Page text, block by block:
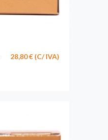
28,80 € (C/ IVA)